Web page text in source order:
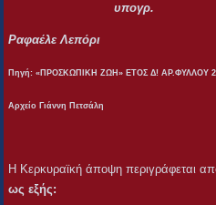
υπογρ.
Ραφαέλε Λεπόρι
Πηγή: «ΠΡΟΣΚΩΠΙΚΗ ΖΩΗ» ΕΤΟΣ Δ! ΑΡ.ΦΥΛΛΟΥ
Αρχείο Γιάννη Πετσάλη
Η Κερκυραϊκή άποψη περιγράφεται
ως εξής: